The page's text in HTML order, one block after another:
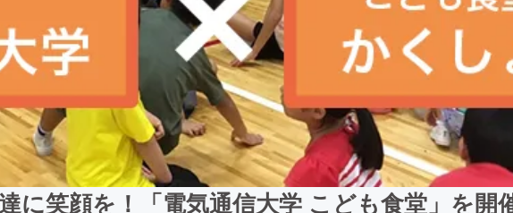
に笑顔を！「電気通信大学 こども食堂」を開